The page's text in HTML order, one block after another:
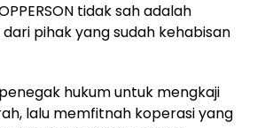
tidak sah adalah
pihak yang sudah kehabisan
hukum untuk mengkaji
lalu memfitnah koperasi yang